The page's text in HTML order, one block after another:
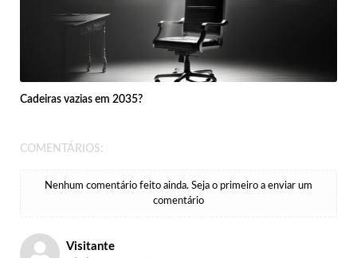
Cadeiras vazias em 2035?
COMENTÁRIOS:
Nenhum comentário feito ainda. Seja o primeiro a enviar um
comentário
Visitante